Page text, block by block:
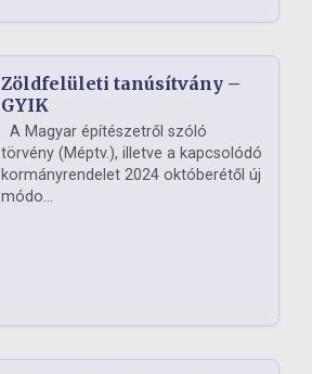
Zöldfelületi tanúsítvány –
GYIK
A Magyar építészetről szóló
törvény (Méptv.), illetve a kapcsolódó
kormányrendelet 2024 októberétől új
módo...